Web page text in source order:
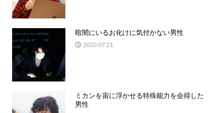
暗闇にいるお化けに気付かない男性
2020.07.21
ミカンを宙に浮かせる特殊能力を会得した
男性